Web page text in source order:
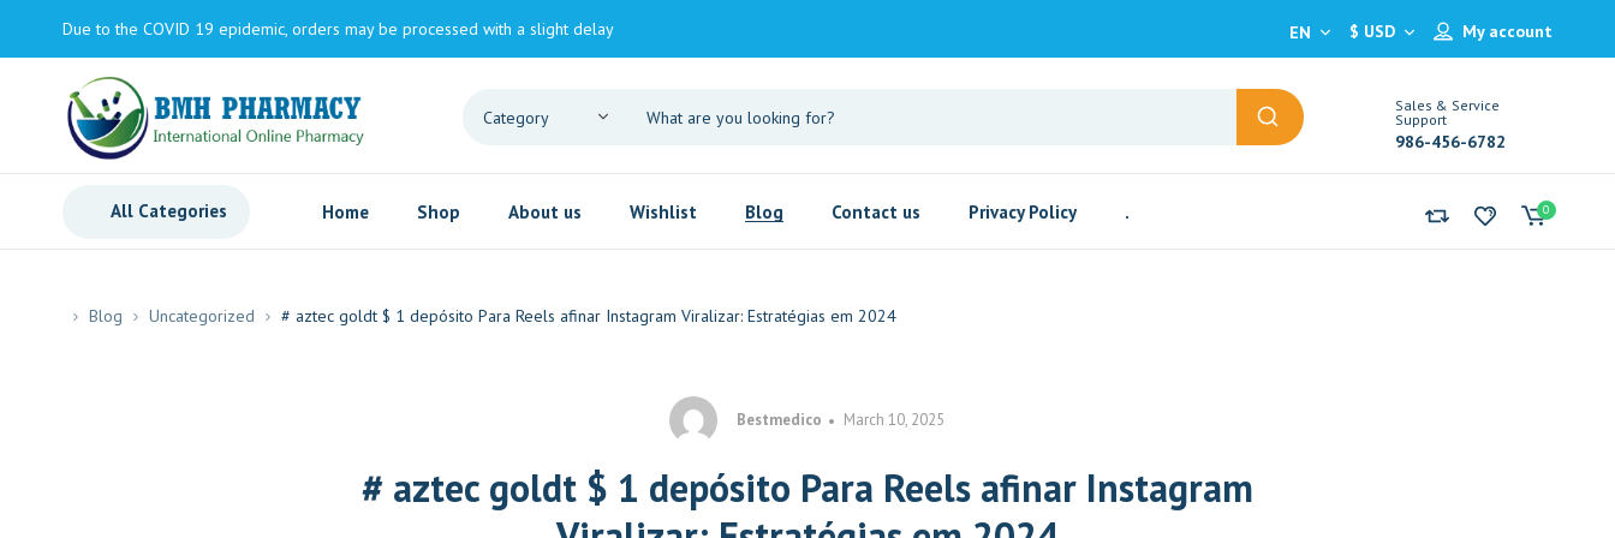
Due to the COVID 19 epidemic, orders may be processed with a slight delay My account
$ USD
EN
Sales & Service
Support
986-456-6782
All Categories Home Shop About us Wishlist Blog Contact us Privacy Policy . 0
Blog Uncategorized # aztec goldt $ 1 depósito Para Reels afinar Instagram Viralizar: Estratégias em 2024
Bestmedico March 10, 2025
# aztec goldt $ 1 depósito Para Reels afinar Instagram